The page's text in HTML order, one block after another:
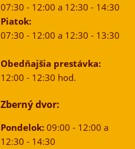
07:30 - 12:00 a 12:30 - 14:30
Piatok:
07:30 - 12:00 a 12:30 - 13:30
Obedňajšia prestávka:
12:00 - 12:30 hod.
Zberný dvor:
Pondelok:09:00 - 12:00 a
12:30 - 14:30